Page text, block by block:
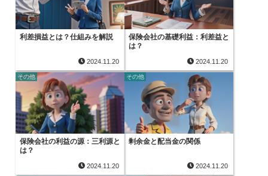
利差損益とは？仕組みを解説
2024.11.20
保険会社の基礎利益：利差益と
は？
2024.11.20
その他
保険会社の利益の源：三利源と
は？
2024.11.20
その他
剰余金と配当金の関係
2024.11.20